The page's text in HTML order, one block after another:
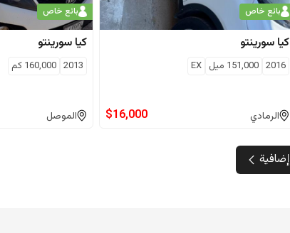
بائع خاص
كيا سورينتو
2016
151,000 ميل EX
الرمادي $16,000
بائع خاص
كيا سورينتو
2013
160,000 كم
الموصل